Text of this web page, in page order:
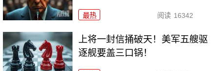
最热 阅读 16342
上将一封信捅破天！美军五艘驱
逐舰要盖三口锅！